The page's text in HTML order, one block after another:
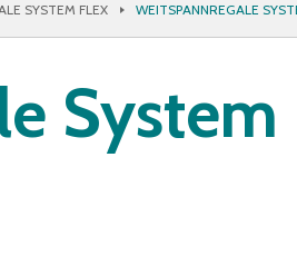
SYSTEM FLEX WEITSPANNREGALE
System